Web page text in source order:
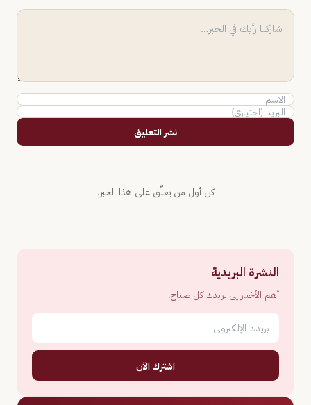
نشر التعليق
كن أول من يعلّق على هذا الخبر.
النشرة البريدية
أهم الأخبار إلى بريدك كل صباح.
اشترك الآن